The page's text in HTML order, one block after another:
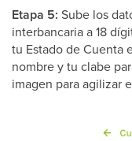
Etapa 5: Sube los
interbancaria a 18
tu Estado de Cuenta
nombre y tu clabe
imagen para agilizar